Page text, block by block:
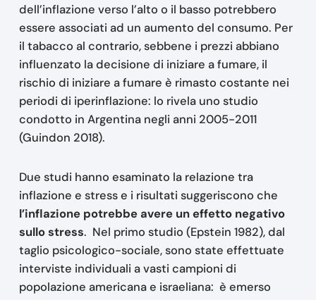
dell’inflazione verso l’alto o il basso potrebbero
essere associati ad un aumento del consumo. Per
il tabacco al contrario, sebbene i prezzi abbiano
influenzato la decisione di iniziare a fumare, il
rischio di iniziare a fumare è rimasto costante nei
periodi di iperinflazione: lo rivela uno studio
condotto in Argentina negli anni 2005-2011
(Guindon 2018).
Due studi hanno esaminato la relazione tra
inflazione e stress e i risultati suggeriscono che
l’inflazione potrebbe avere un effetto negativo
sullo stress. Nel primo studio (Epstein 1982), dal
taglio psicologico-sociale, sono state effettuate
interviste individuali a vasti campioni di
popolazione americana e israeliana: è emerso